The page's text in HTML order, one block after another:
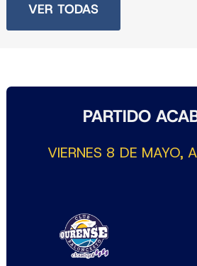
VER TODAS
PARTIDO
VIERNES 8 DE MAYO,